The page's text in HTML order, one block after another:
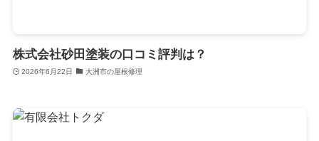
株式会社砂田塗装の口コミ評判は？
2026年6月22日 大洲市の屋根修理